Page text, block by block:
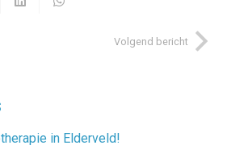
Volgend bericht
in Elderveld!